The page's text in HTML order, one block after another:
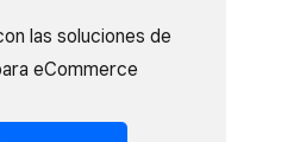
las soluciones de
eCommerce